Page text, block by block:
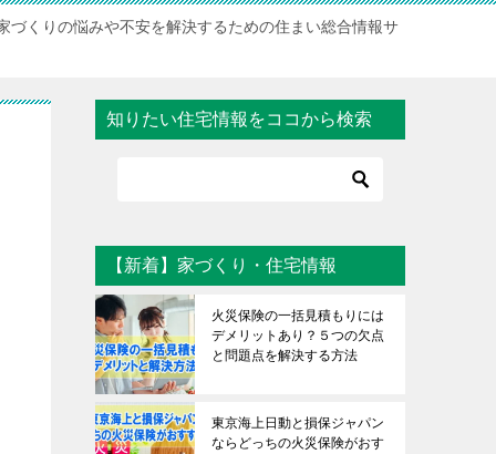
づくりの悩みや不安を解決するための住まい総合情報サ
知りたい住宅情報をココから検索
【新着】家づくり・住宅情報
火災保険の一括見積もりには
デメリットあり？５つの欠点
と問題点を解決する方法
東京海上日動と損保ジャパン
ならどっちの火災保険がおす